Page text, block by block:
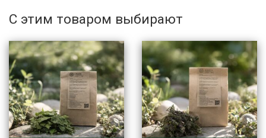
С этим товаром выбирают